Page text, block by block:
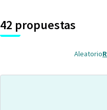
42 propuestas
Aleatorio